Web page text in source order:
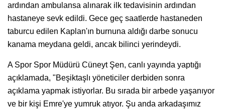
ardından ambulansa alınarak ilk tedavisinin ardından
hastaneye sevk edildi. Gece geç saatlerde hastaneden
taburcu edilen Kaplan'ın burnuna aldığı darbe sonucu
kanama meydana geldi, ancak bilinci yerindeydi.
A Spor Spor Müdürü Cüneyt Şen, canlı yayında yaptığı
açıklamada, "Beşiktaşlı yöneticiler derbiden sonra
açıklama yapmak istiyorlar. Bu sırada bir arbede yaşanıyor
ve bir kişi Emre'ye yumruk atıyor. Şu anda arkadaşımız